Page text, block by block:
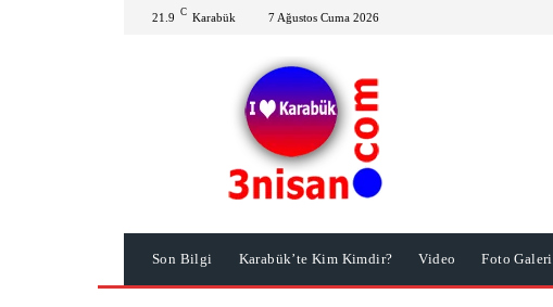
21.9 C Karabük 7 Ağustos Cuma 2026
Son Bilgi Karabük’te Kim Kimdir? Video Foto Galeri